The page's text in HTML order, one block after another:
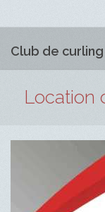
Club de
Location